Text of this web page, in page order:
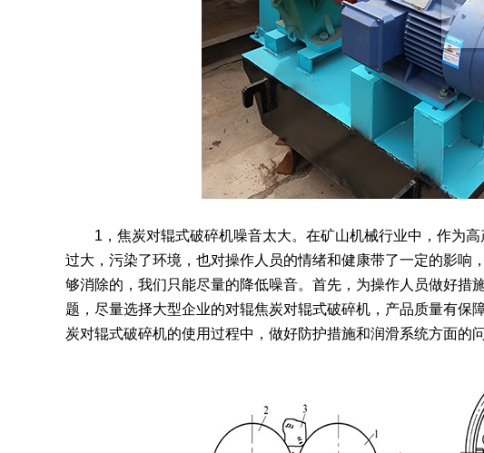
1，焦炭对辊式破碎机噪音太大。在矿山机械行业中，作为高
过大，污染了环境，也对操作人员的情绪和健康带了一定的影
够消除的，我们只能尽量的降低噪音。首先，为操作人员做好措
题，尽量选择大型企业的对辊焦炭对辊式破碎机，产品质量有
炭对辊式破碎机的使用过程中，做好防护措施和润滑系统方面的